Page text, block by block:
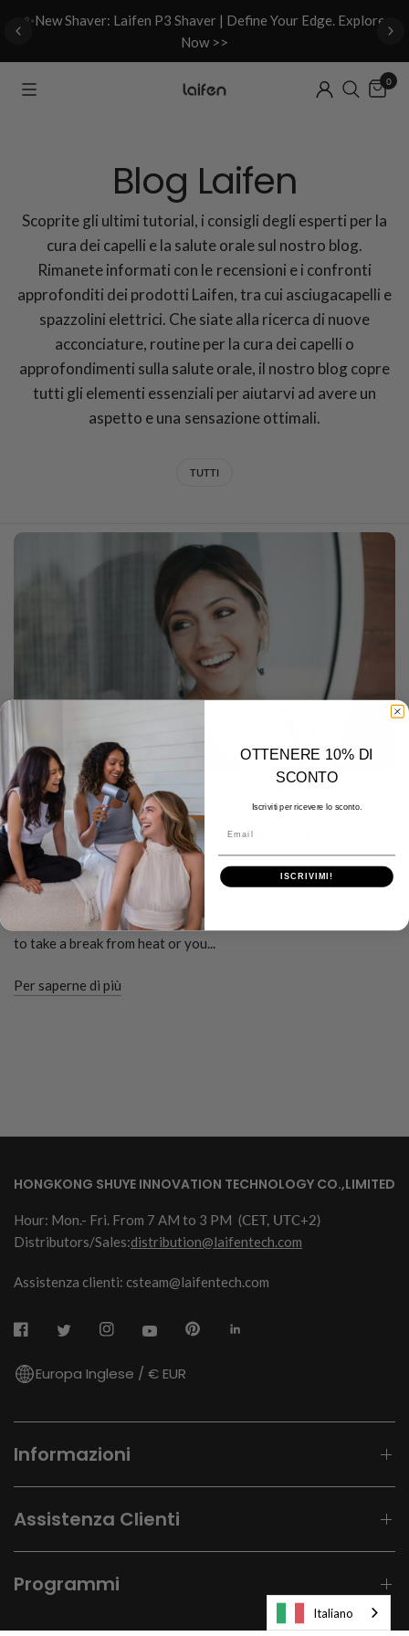
✨New Shaver: Laifen P3 Shaver | Define Your Edge. Explore
Now >>
0
Blog Laifen
Scoprite gli ultimi tutorial, i consigli degli esperti per la
cura dei capelli e la salute orale sul nostro blog.
Rimanete informati con le recensioni e i confronti
approfonditi dei prodotti Laifen, tra cui asciugacapelli e
spazzolini elettrici. Che siate alla ricerca di nuove
acconciature, routine per la cura dei capelli o
approfondimenti sulla salute orale, il nostro blog copre
tutti gli elementi essenziali per aiutarvi ad avere un
aspetto e una sensazione ottimali.
TUTTI
DECEMBER 22 2025
How To Air Dry Hair, No Matter The
Texture
A blowout isn’t always the key to fabulous hair. Sometimes it’s
nice to let your hair’s natural texture shine, whether you want
to take a break from heat or you...
Per saperne di più
HONGKONG SHUYE INNOVATION TECHNOLOGY CO.,LIMITED
Hour: Mon.- Fri. From 7 AM to 3 PM (CET, UTC+2)
Distributors/Sales:distribution@laifentech.com
Assistenza clienti: csteam@laifentech.com
Europa Inglese / € EUR
Informazioni
Assistenza Clienti
Programmi
Italiano
OTTENERE 10% DI
SCONTO
Iscriviti per ricevere lo sconto.
ISCRIVIMI!